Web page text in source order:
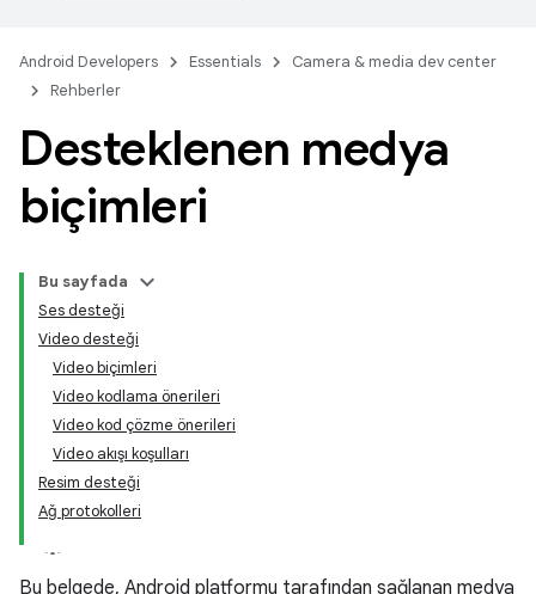
Android Developers Essentials
Camera & media dev center
Rehberler
Desteklenen medya
biçimleri
Bu sayfada
Ses desteği
Video desteği
Video biçimleri
Video kodlama önerileri
Video kod çözme önerileri
Video akışı koşulları
Resim desteği
Ağ protokolleri
Bu belgede, Android platformu tarafından sağlanan medya